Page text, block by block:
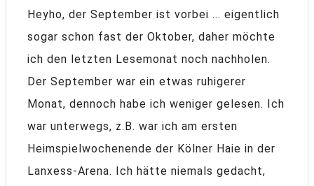
Heyho, der September ist vorbei ... eigentlich
sogar schon fast der Oktober, daher möchte
ich den letzten Lesemonat noch nachholen.
Der September war ein etwas ruhigerer
Monat, dennoch habe ich weniger gelesen. Ich
war unterwegs, z.B. war ich am ersten
Heimspielwochenende der Kölner Haie in der
Lanxess-Arena. Ich hätte niemals gedacht,